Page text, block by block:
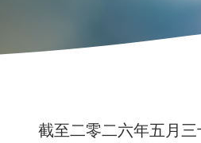
截至二零二六年五月